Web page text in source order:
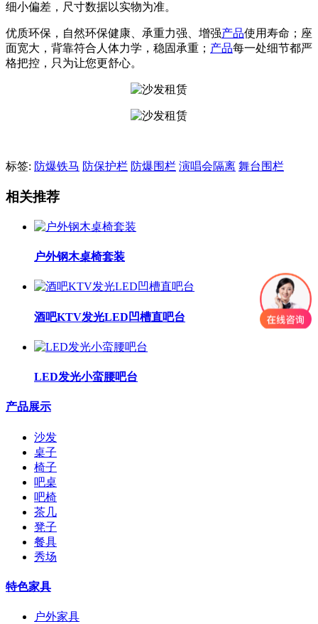
细小偏差，尺寸数据以实物为准。
优质环保，自然环保健康、承重力强、增强产品使用寿命；座
面宽大，背靠符合人体力学，稳固承重； 产品每一处细节都严
格把控，只为让您更舒心。
标签: 防爆铁马 防保护栏 防爆围栏 演唱会隔离 舞台围栏
相关推荐
户外钢木桌椅套装
酒吧KTV发光LED凹槽直吧台
LED发光小蛮腰吧台
产品展示
沙发
桌子
椅子
吧桌
吧椅
茶几
凳子
餐具
秀场
特色家具
户外家具